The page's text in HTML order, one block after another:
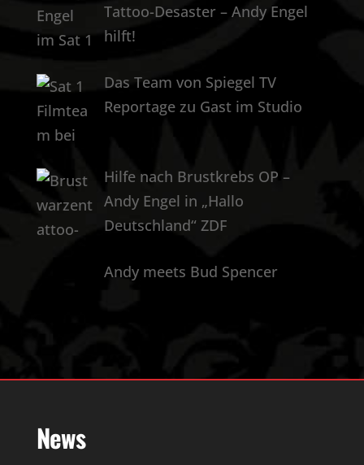
Tattoo-Desaster – Andy Engel
hilft!
Das Team von Spiegel TV
Reportage zu Gast im Studio
Hilfe nach Brustkrebs OP –
Andy Engel in „Hallo
Deutschland“ ZDF
Andy meets Bud Spencer
News